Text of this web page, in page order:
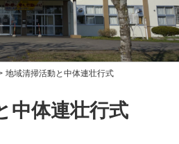
地域清掃活動と中体連壮行式
中体連壮行式